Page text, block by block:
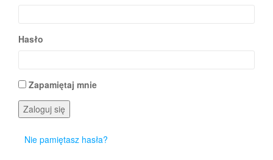
Hasło
Zapamiętaj mnie
Zaloguj się
Nie pamiętasz hasła?